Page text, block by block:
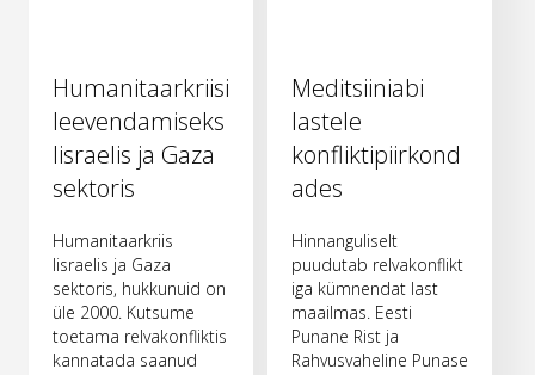
Humanitaarkriisi
leevendamiseks
Iisraelis ja Gaza
sektoris
Humanitaarkriis
Iisraelis ja Gaza
sektoris, hukkunuid on
üle 2000. Kutsume
toetama relvakonfliktis
kannatada saanud
Meditsiiniabi
lastele
konfliktipiirkond
ades
Hinnanguliselt
puudutab relvakonflikt
iga kümnendat last
maailmas. Eesti
Punane Rist ja
Rahvusvaheline Punase